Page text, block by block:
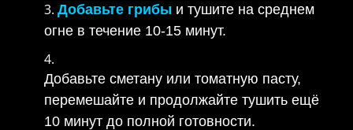
Добавьте грибы и тушите на среднем
огне в течение 10-15 минут.
Добавьте сметану или томатную пасту,
перемешайте и продолжайте тушить ещё
10 минут до полной готовности.